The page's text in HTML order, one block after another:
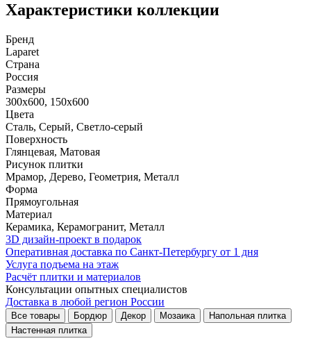
Характеристики коллекции
Бренд
Laparet
Страна
Россия
Размеры
300x600, 150x600
Цвета
Сталь, Серый, Светло-серый
Поверхность
Глянцевая, Матовая
Рисунок плитки
Мрамор, Дерево, Геометрия, Металл
Форма
Прямоугольная
Материал
Керамика, Керамогранит, Металл
3D дизайн-проект в подарок
Оперативная доставка по Санкт-Петербургу от 1 дня
Услуга подъема на этаж
Расчёт плитки и материалов
Консультации опытных специалистов
Доставка в любой регион России
Все товары Бордюр Декор Мозаика
Напольная плитка
Настенная плитка